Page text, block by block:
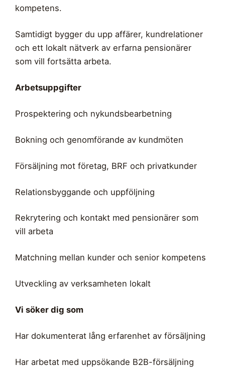
kompetens.
Samtidigt bygger du upp affärer, kundrelationer
och ett lokalt nätverk av erfarna pensionärer
som vill fortsätta arbeta.
Arbetsuppgifter
Prospektering och nykundsbearbetning
Bokning och genomförande av kundmöten
Försäljning mot företag, BRF och privatkunder
Relationsbyggande och uppföljning
Rekrytering och kontakt med pensionärer som
vill arbeta
Matchning mellan kunder och senior kompetens
Utveckling av verksamheten lokalt
Vi söker dig som
Har dokumenterat lång erfarenhet av försäljning
Har arbetat med uppsökande B2B-försäljning